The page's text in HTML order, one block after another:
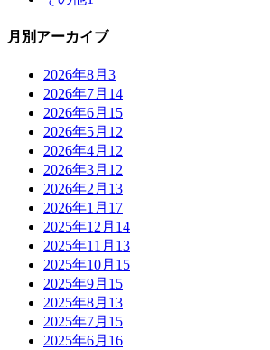
月別アーカイブ
2026年8月 3
2026年7月 14
2026年6月 15
2026年5月 12
2026年4月 12
2026年3月 12
2026年2月 13
2026年1月 17
2025年12月 14
2025年11月 13
2025年10月 15
2025年9月 15
2025年8月 13
2025年7月 15
2025年6月 16